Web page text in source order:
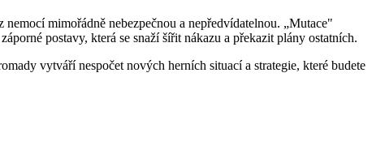
mimořádně nebezpečnou a nepředvídatelnou. „Mutace"
postavy, která se snaží šířit nákazu a překazit plány ostatních.
vytváří nespočet nových herních situací a strategie, které budete